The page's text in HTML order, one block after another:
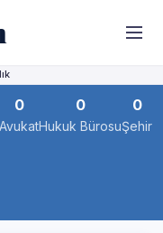
0
Avukat
0
Hukuk Bürosu
0
Şehir